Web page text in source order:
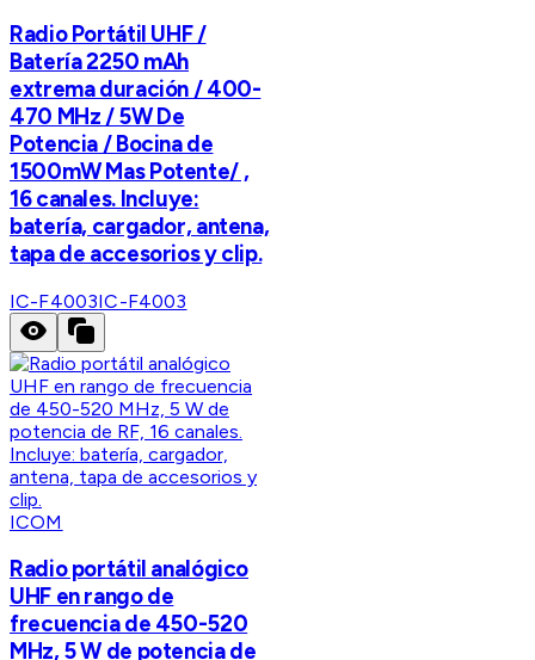
Radio Portátil UHF /
Batería 2250 mAh
extrema duración / 400-
470 MHz / 5W De
Potencia / Bocina de
1500mW Mas Potente/ ,
16 canales. Incluye:
batería, cargador, antena,
tapa de accesorios y clip.
IC-F4003IC-F4003
ICOM
Radio portátil analógico
UHF en rango de
frecuencia de 450-520
MHz, 5 W de potencia de